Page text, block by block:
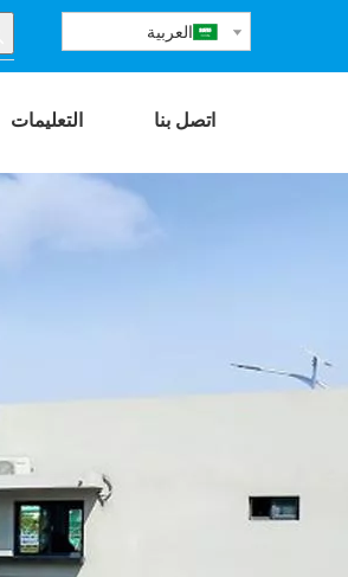
العربية
اتصل بنا التعليمات